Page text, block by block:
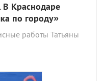
Краснодаре
по городу»
работы Татьяны